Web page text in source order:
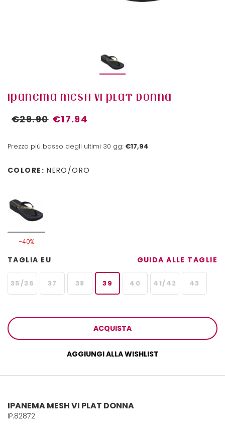
IPANEMA MESH VI PLAT DONNA
€29.90 €17.94
Prezzo più basso degli ultimi 30 gg: €17,94
COLORE: NERO/ORO
-40%
TAGLIA EU GUIDA ALLE TAGLIE
35/36 37 38 39 40 41/42 43
ACQUISTA
AGGIUNGI ALLA WISHLIST
IPANEMA MESH VI PLAT DONNA
IP.82872